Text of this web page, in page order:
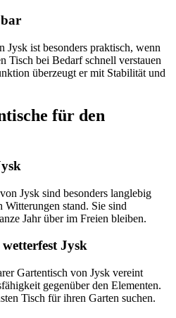
Jysk ist besonders praktisch, wenn
Tisch bei Bedarf schnell verstauen
überzeugt er mit Stabilität und
für den
Jysk sind besonders langlebig
Witterungen stand. Sie sind
Jahr über im Freien bleiben.
Jysk
Gartentisch von Jysk vereint
gegenüber den Elementen.
Tisch für ihren Garten suchen.